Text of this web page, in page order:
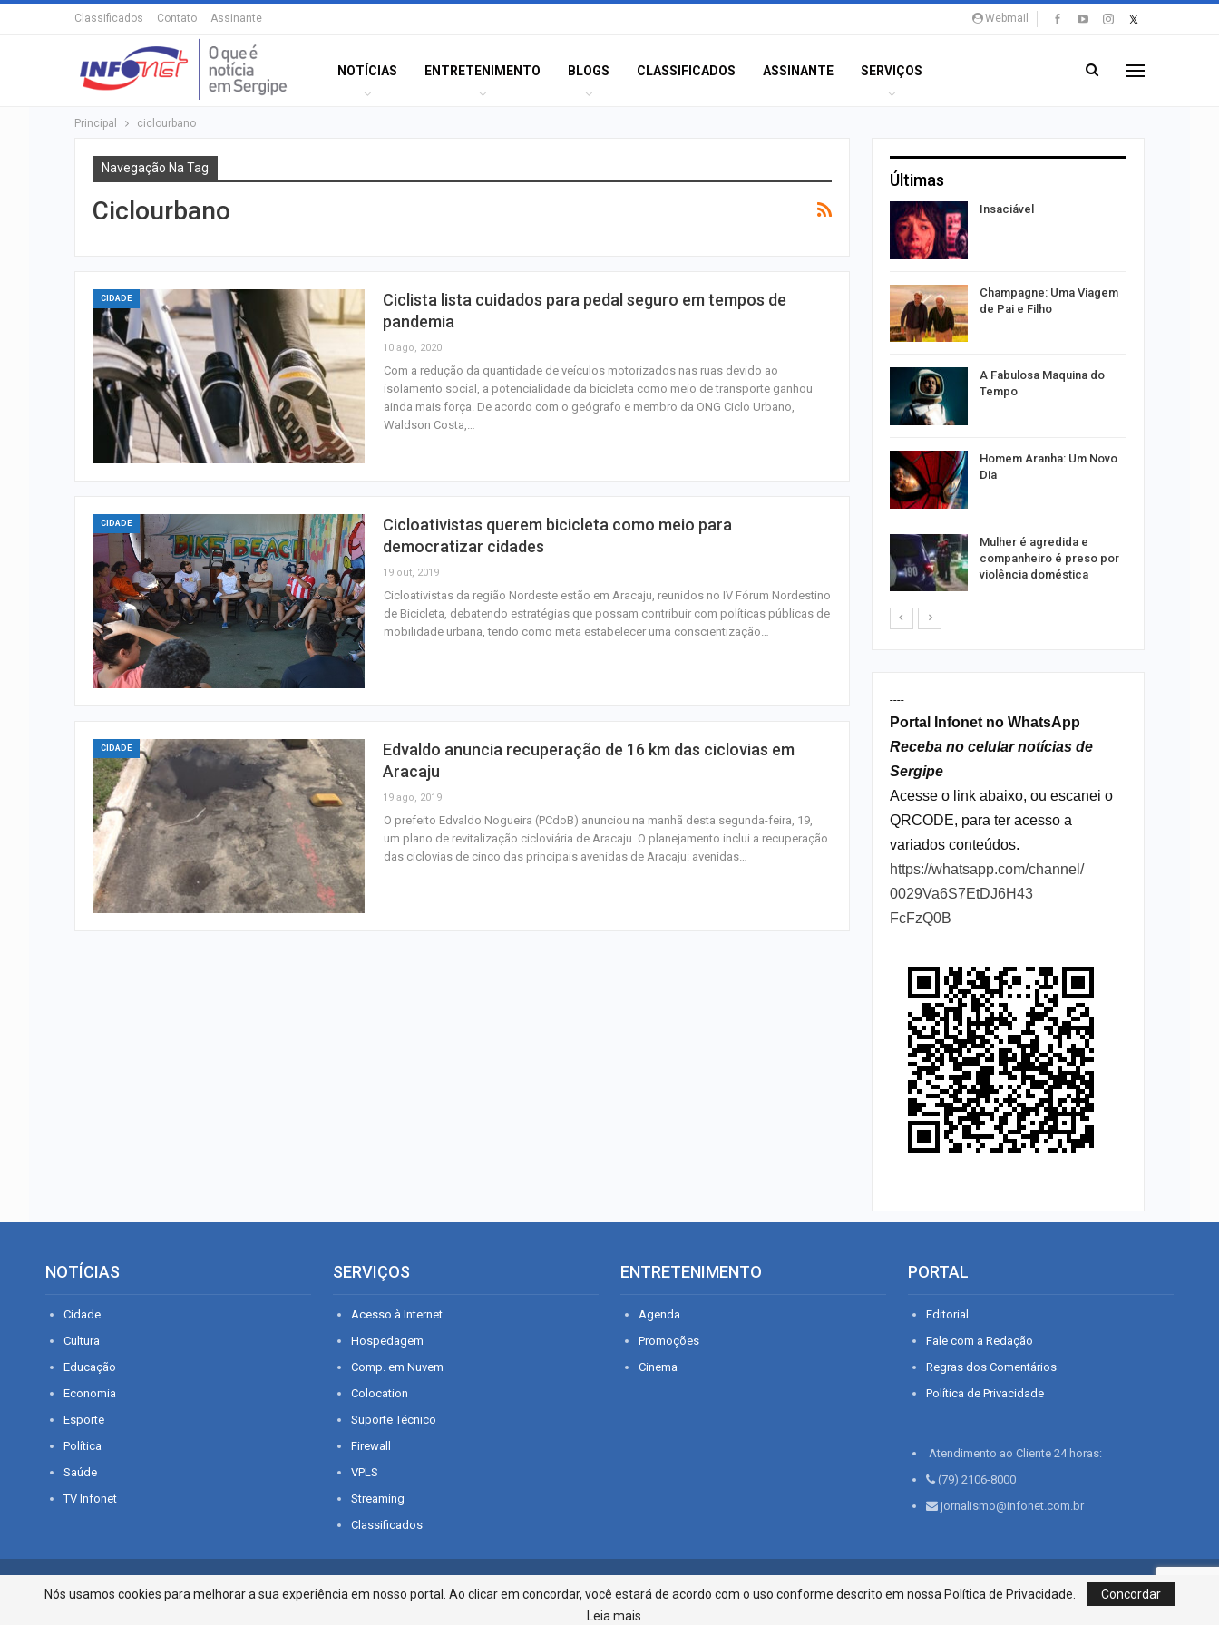
Webmail
Classificados Contato Assinante
NOTÍCIAS ENTRETENIMENTO BLOGS CLASSIFICADOS ASSINANTE SERVIÇOS
Principal ciclourbano
Navegação Na Tag
Ciclourbano
CIDADE
Ciclista lista cuidados para pedal seguro em tempos de
pandemia
10 ago, 2020
Com a redução da quantidade de veículos motorizados nas ruas devido ao
isolamento social, a potencialidade da bicicleta como meio de transporte ganhou
ainda mais força. De acordo com o geógrafo e membro da ONG Ciclo Urbano,
Waldson Costa,…
CIDADE
Cicloativistas querem bicicleta como meio para
democratizar cidades
19 out, 2019
Cicloativistas da região Nordeste estão em Aracaju, reunidos no IV Fórum Nordestino
de Bicicleta, debatendo estratégias que possam contribuir com políticas públicas de
mobilidade urbana, tendo como meta estabelecer uma conscientização…
CIDADE
Edvaldo anuncia recuperação de 16 km das ciclovias em
Aracaju
19 ago, 2019
O prefeito Edvaldo Nogueira (PCdoB) anunciou na manhã desta segunda-feira, 19,
um plano de revitalização cicloviária de Aracaju. O planejamento inclui a recuperação
das ciclovias de cinco das principais avenidas de Aracaju: avenidas…
Últimas
Eventos esportivos alteram
Confira as novas vagas de
emprego em Aracaju
Lei amplia punição a
crimes sexuais online
contra crianças; entenda
Insaciável
Champagne: Uma Viagem
de Pai e Filho
A Fabulosa Maquina do
Tempo
Homem Aranha: Um Novo
Dia
Mulher é agredida e
companheiro é preso por
violência doméstica
----
Portal Infonet no WhatsApp
Receba no celular notícias de
Sergipe
Acesse o link abaixo, ou escanei o
QRCODE, para ter acesso a
variados conteúdos.
https://whatsapp.com/channel/
0029Va6S7EtDJ6H43
FcFzQ0B
NOTÍCIAS
Cidade
Cultura
Educação
Economia
Esporte
Política
Saúde
TV Infonet
SERVIÇOS
Acesso à Internet
Hospedagem
Comp. em Nuvem
Colocation
Suporte Técnico
Firewall
VPLS
Streaming
Classificados
ENTRETENIMENTO
Agenda
Promoções
Cinema
PORTAL
Editorial
Fale com a Redação
Regras dos Comentários
Política de Privacidade
Atendimento ao Cliente 24 horas:
(79) 2106-8000
jornalismo@infonet.com.br
© 2026 - O que é notícia em Sergipe. Todos os direitos reservados.
Infonet - Rua Monsenhor Silveira 276, Bairro São José | Aracaju-SE, CEP 49015-030, Fone: 79.2106.8000 - CI
Centro de Informações LTDA
Nós usamos cookies para melhorar a sua experiência em nosso portal. Ao clicar em concordar, você estará de acordo com o uso conforme descrito em nossa Política de Privacidade.
Concordar
Leia mais